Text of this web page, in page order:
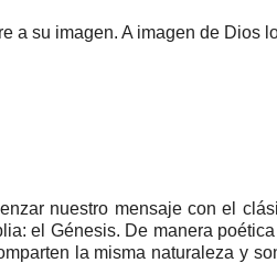
a su imagen. A imagen de Dios
nuestro mensaje con el
el Génesis. De manera
la misma naturaleza y